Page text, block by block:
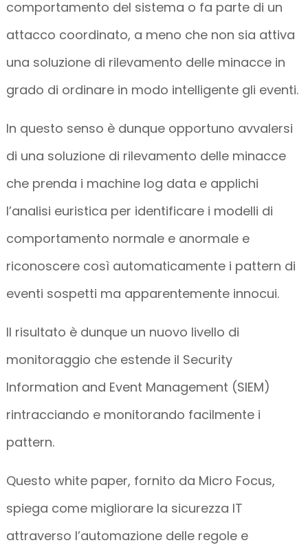
comportamento del sistema o fa parte di un
attacco coordinato, a meno che non sia attiva
una soluzione di rilevamento delle minacce in
grado di ordinare in modo intelligente gli eventi.
In questo senso è dunque opportuno avvalersi
di una soluzione di rilevamento delle minacce
che prenda i machine log data e applichi
l’analisi euristica per identificare i modelli di
comportamento normale e anormale e
riconoscere così automaticamente i pattern di
eventi sospetti ma apparentemente innocui.
Il risultato è dunque un nuovo livello di
monitoraggio che estende il Security
Information and Event Management (SIEM)
rintracciando e monitorando facilmente i
pattern.
Questo white paper, fornito da Micro Focus,
spiega come migliorare la sicurezza IT
attraverso l’automazione delle regole e